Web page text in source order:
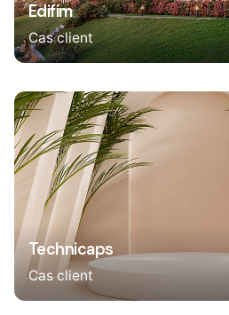
Edifim
Cas client
Technicaps
Cas client